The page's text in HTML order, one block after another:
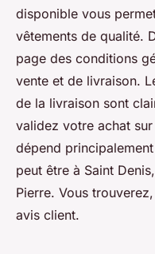
disponible vous
vêtements de qualité.
page des conditions
vente et de livraison.
de la livraison sont
validez votre achat
dépend
peut être à Saint
Pierre. Vous
avis client.